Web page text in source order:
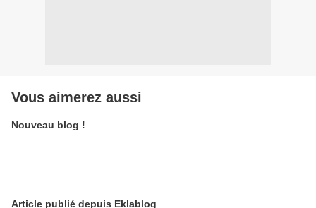
Vous aimerez aussi
Nouveau blog !
Article publié depuis Eklablog